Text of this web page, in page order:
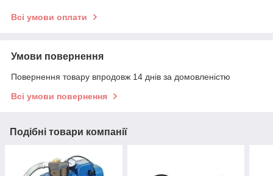
Всі умови оплати
Умови повернення
Повернення товару впродовж 14 днів за домовленістю
Всі умови повернення
Подібні товари компанії